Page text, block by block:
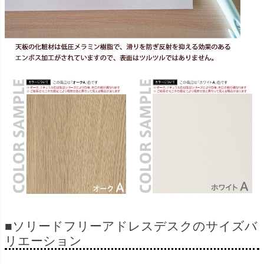
■ソリードフリーアドレスデスクのサイズバ
リエーション